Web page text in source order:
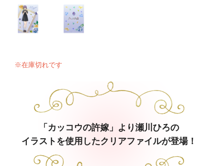
※在庫切れです
「カッコウの許嫁」より瀬川ひろの
イラストを使用したクリアファイルが登場！